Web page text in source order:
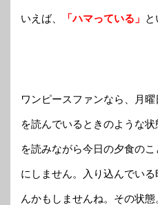
いえば、 「ハマっている」 と
ワンピースファンなら、月
を読んでいるときのような状
を読みながら今日の夕食の
にしません。入り込んでい
んかもしませんね。その状態